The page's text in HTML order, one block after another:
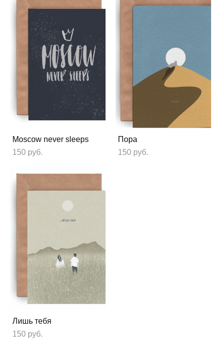
Moscow never sleeps
150 pуб.
Пора
150 pуб.
Лишь тебя
150 pуб.